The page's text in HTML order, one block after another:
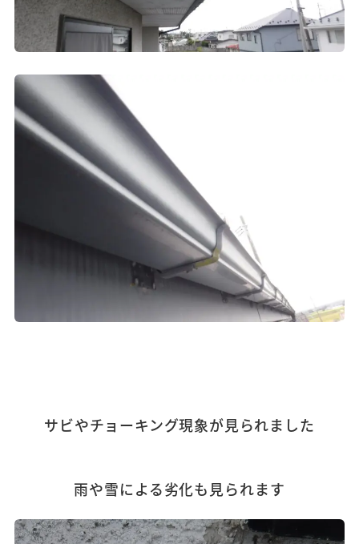
サビやチョーキング現象が見られました
雨や雪による劣化も見られます